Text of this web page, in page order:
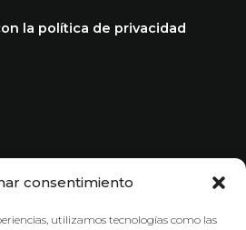
consentimiento
utilizamos tecnologías como las
la política de privacidad